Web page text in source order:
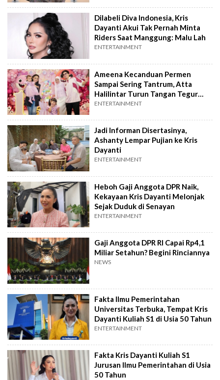
Dilabeli Diva Indonesia, Kris
Dayanti Akui Tak Pernah Minta
Riders Saat Manggung: Malu Lah
ENTERTAINMENT
Ameena Kecanduan Permen
Sampai Sering Tantrum, Atta
Halilintar Turun Tangan Tegur
Mertua!
ENTERTAINMENT
Jadi Informan Disertasinya,
Ashanty Lempar Pujian ke Kris
Dayanti
ENTERTAINMENT
Heboh Gaji Anggota DPR Naik,
Kekayaan Kris Dayanti Melonjak
Sejak Duduk di Senayan
ENTERTAINMENT
Gaji Anggota DPR RI Capai Rp4,1
Miliar Setahun? Begini Rinciannya
NEWS
Fakta Ilmu Pemerintahan
Universitas Terbuka, Tempat Kris
Dayanti Kuliah S1 di Usia 50 Tahun
ENTERTAINMENT
Fakta Kris Dayanti Kuliah S1
Jurusan Ilmu Pemerintahan di Usia
50 Tahun